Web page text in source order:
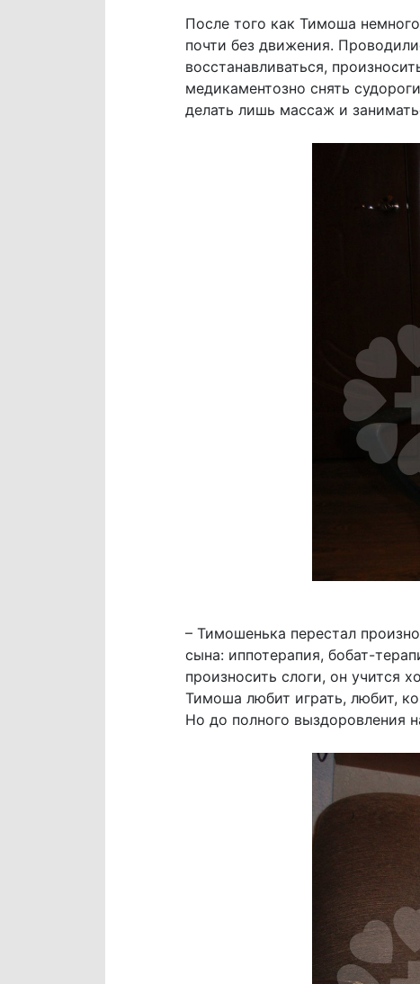
После того как Тимоша
почти без движения.
восстанавливаться,
медикаментозно снять
делать лишь массаж и
– Тимошенька перестал
сына: иппотерапия, бобат-
произносить слоги, он учится
Тимоша любит играть, любит,
Но до полного выздоровления